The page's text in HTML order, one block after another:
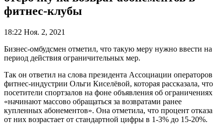
фитнес-клубы
18:22 Ноя. 2, 2021
Бизнес-омбудсмен отметил, что такую меру нужно ввести на
период действия ограничительных мер.
Так он ответил на слова президента Ассоциации операторов
фитнес-индустрии Ольги Киселёвой, которая рассказала, что
посетители спортзалов на фоне объявления об ограничениях
«начинают массово обращаться за возвратами ранее
купленных абонементов». Она отметила, что процент отказа
от них возрастает от стандартной цифры в 1-3% до 15-20%.